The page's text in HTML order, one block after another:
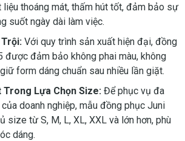
thoáng mát, thấm hút tốt, đảm bảo sự
suốt ngày dài làm việc.
Với quy trình sản xuất hiện đại, đồng
được đảm bảo không phai màu, không
form dáng chuẩn sau nhiều lần giặt.
Trong Lựa Chọn Size: Để phục vụ đa
doanh nghiệp, mẫu đồng phục Juni
size từ S, M, L, XL, XXL và lớn hơn, phù
dáng.